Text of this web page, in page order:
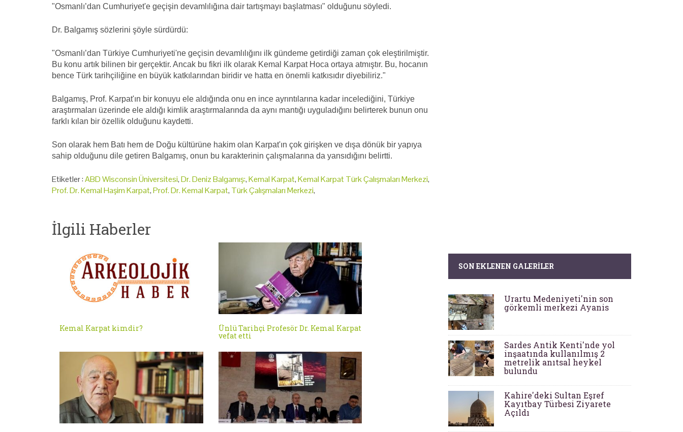
"Osmanlı’dan Cumhuriyet'e geçişin devamlılığına dair tartışmayı başlatması" olduğunu söyledi.
Dr. Balgamış sözlerini şöyle sürdürdü:
"Osmanlı’dan Türkiye Cumhuriyeti'ne geçisin devamlılığını ilk gündeme getirdiği zaman çok eleştirilmiştir.
Bu konu artık bilinen bir gerçektir. Ancak bu fikri ilk olarak Kemal Karpat Hoca ortaya atmıştır. Bu, hocanın
bence Türk tarihçiliğine en büyük katkılarından biridir ve hatta en önemli katkısıdır diyebiliriz."
Balgamış, Prof. Karpat'ın bir konuyu ele aldığında onu en ince ayrıntılarına kadar incelediğini, Türkiye
araştırmaları üzerinde ele aldığı kimlik araştırmalarında da aynı mantığı uyguladığını belirterek bunun onu
farklı kılan bir özellik olduğunu kaydetti.
Son olarak hem Batı hem de Doğu kültürüne hakim olan Karpat'ın çok girişken ve dışa dönük bir yapıya
sahip olduğunu dile getiren Balgamış, onun bu karakterinin çalışmalarına da yansıdığını belirtti.
Etiketler :ABD Wisconsin Üniversitesi,Dr. Deniz Balgamış:,Kemal Karpat,Kemal Karpat Türk Çalışmaları Merkezi,
Prof. Dr. Kemal Haşim Karpat,Prof. Dr. Kemal Karpat, Türk Çalışmaları Merkezi,
İlgili Haberler
Kemal Karpat kimdir? Ünlü Tarihçi Profesör Dr. Kemal Karpat
vefat etti
SON EKLENEN GALERILER
Urartu Medeniyeti'nin son
görkemli merkezi Ayanis
Sardes Antik Kenti'nde yol
inşaatında kullanılmış 2
metrelik anıtsal heykel
bulundu
Kahire'deki Sultan Eşref
Kayıtbay Türbesi Ziyarete
Açıldı